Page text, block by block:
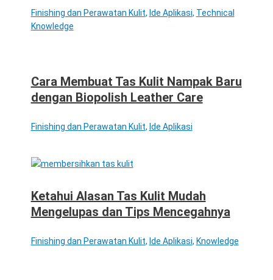
Finishing dan Perawatan Kulit, Ide Aplikasi, Technical
Knowledge
Cara Membuat Tas Kulit Nampak Baru
dengan Biopolish Leather Care
Finishing dan Perawatan Kulit, Ide Aplikasi
Ketahui Alasan Tas Kulit Mudah
Mengelupas dan Tips Mencegahnya
Finishing dan Perawatan Kulit, Ide Aplikasi, Knowledge